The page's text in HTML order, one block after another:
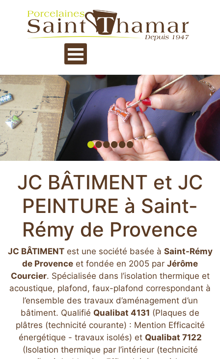
••••••
JC BÂTIMENT et JC
PEINTURE à Saint-
Rémy de Provence
JC BÂTIMENTest une société basée à Saint-Rémy
de Provence et fondée en 2005 par Jérôme
Courcier. Spécialisée dans l’isolation thermique et
acoustique, plafond, faux-plafond correspondant à
l’ensemble des travaux d’aménagement d’un
bâtiment. Qualifié Qualibat 4131 (Plaques de
plâtres (technicité courante) : Mention Efficacité
énergétique - travaux isolés) et Qualibat 7122
(Isolation thermique par l’intérieur (technicité